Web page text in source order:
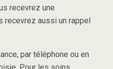
recevrez une
recevrez aussi un rappel
par téléphone ou en